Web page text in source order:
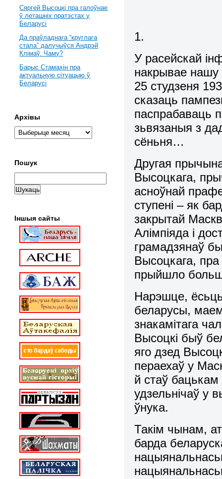
1.
У расейскай
накрывае нашу
25 студзеня
сказаць
паспрабаваць
зьвязаныя з
сёньня…
Другая
Высоцкага,
асноўнай
ступені – як
закрытай
Алімпіяда і
грамадзянаў
Высоцкага,
прыйшло
Нарэшце,
беларусы,
знакамітага
Высоцкі быў
яго дзед
пераехаў у
й стаў бацькам
удзельнічаў у
ўнука.
Такім чынам,
барда
Сяргей Высоцкі пра галоўнае
ў леташніх пратэстах у
Беларусі
Да праўладнага “круглага
стала” далучыўся Андрэй
Клімаў. Чаму?
Барыс Стамахін пра
актуальную сітуацыю ў
Беларусі
Архівы
Пошук
Іншыя сайты